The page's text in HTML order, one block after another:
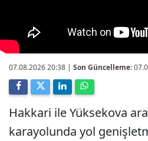
07.08.2026 20:38 | Son Güncelleme:
Hakkari ile Yüksekova
karayolunda yol